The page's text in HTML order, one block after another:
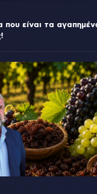
που είναι τα